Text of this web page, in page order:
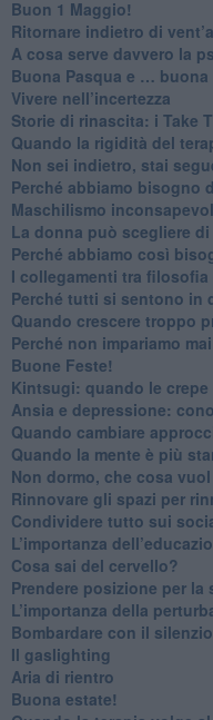
​Buon 1 Maggio!
Ritornare indietro di
​A cosa serve davvero la
​Buona Pasqua e … buona
​Vivere nell’incertezza
​Storie di rinascita: i Take
​Quando la rigidità del
​Non sei indietro, stai
​Perché abbiamo bisogno
​Maschilismo
​La donna può scegliere
​Perché abbiamo così
​I collegamenti tra
​Perché tutti si sentono in
​Quando crescere troppo
​Perché non impariamo
​Buone Feste!
​Kintsugi: quando le
Ansia e depressione:
Quando cambiare
​Quando la mente è più
Non dormo, che cosa
​Rinnovare gli spazi per
​Condividere tutto sui
​L’importanza
​Cosa sai del cervello?
Prendere posizione per la
L’importanza della
​Bombardare con il silenzio
Il gaslighting
Aria di rientro
Buona estate!